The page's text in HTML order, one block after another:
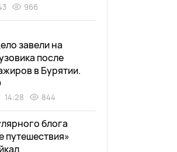
966
завели на
после
в Бурятии.
14:28 844
блога
путешествия»